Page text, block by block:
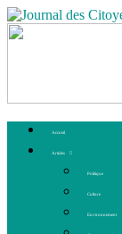
Accueil
Articles
Politique
Culture
Environnement